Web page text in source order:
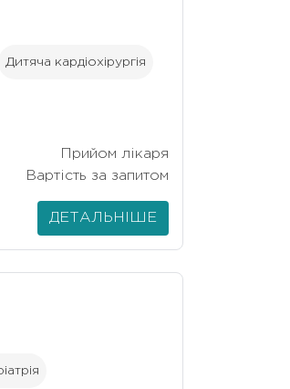
Дитяча кардіохірургія
Прийом лікаря
Вартість за запитом
ДЕТАЛЬНІШЕ